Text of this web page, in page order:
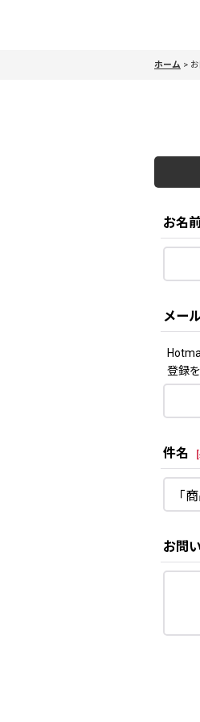
ホーム >
お名
メー
登録
件名 [
お問